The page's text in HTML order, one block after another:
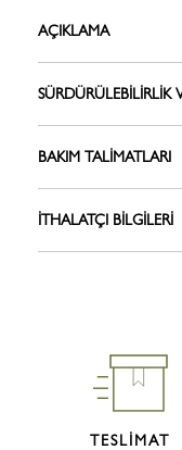
AÇIKLAMA
SÜRDÜRÜLEBILIRLIK
BAKIM TALIMATLARI
İTHALATÇI BILGILERI
TESLİMAT